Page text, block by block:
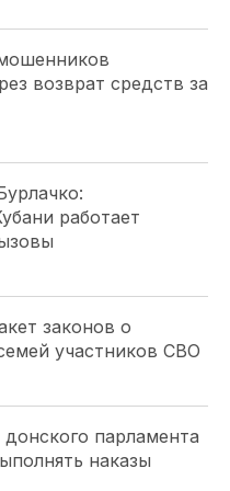
возврат средств за
работает
законов о
участников СВО
парламента
наказы